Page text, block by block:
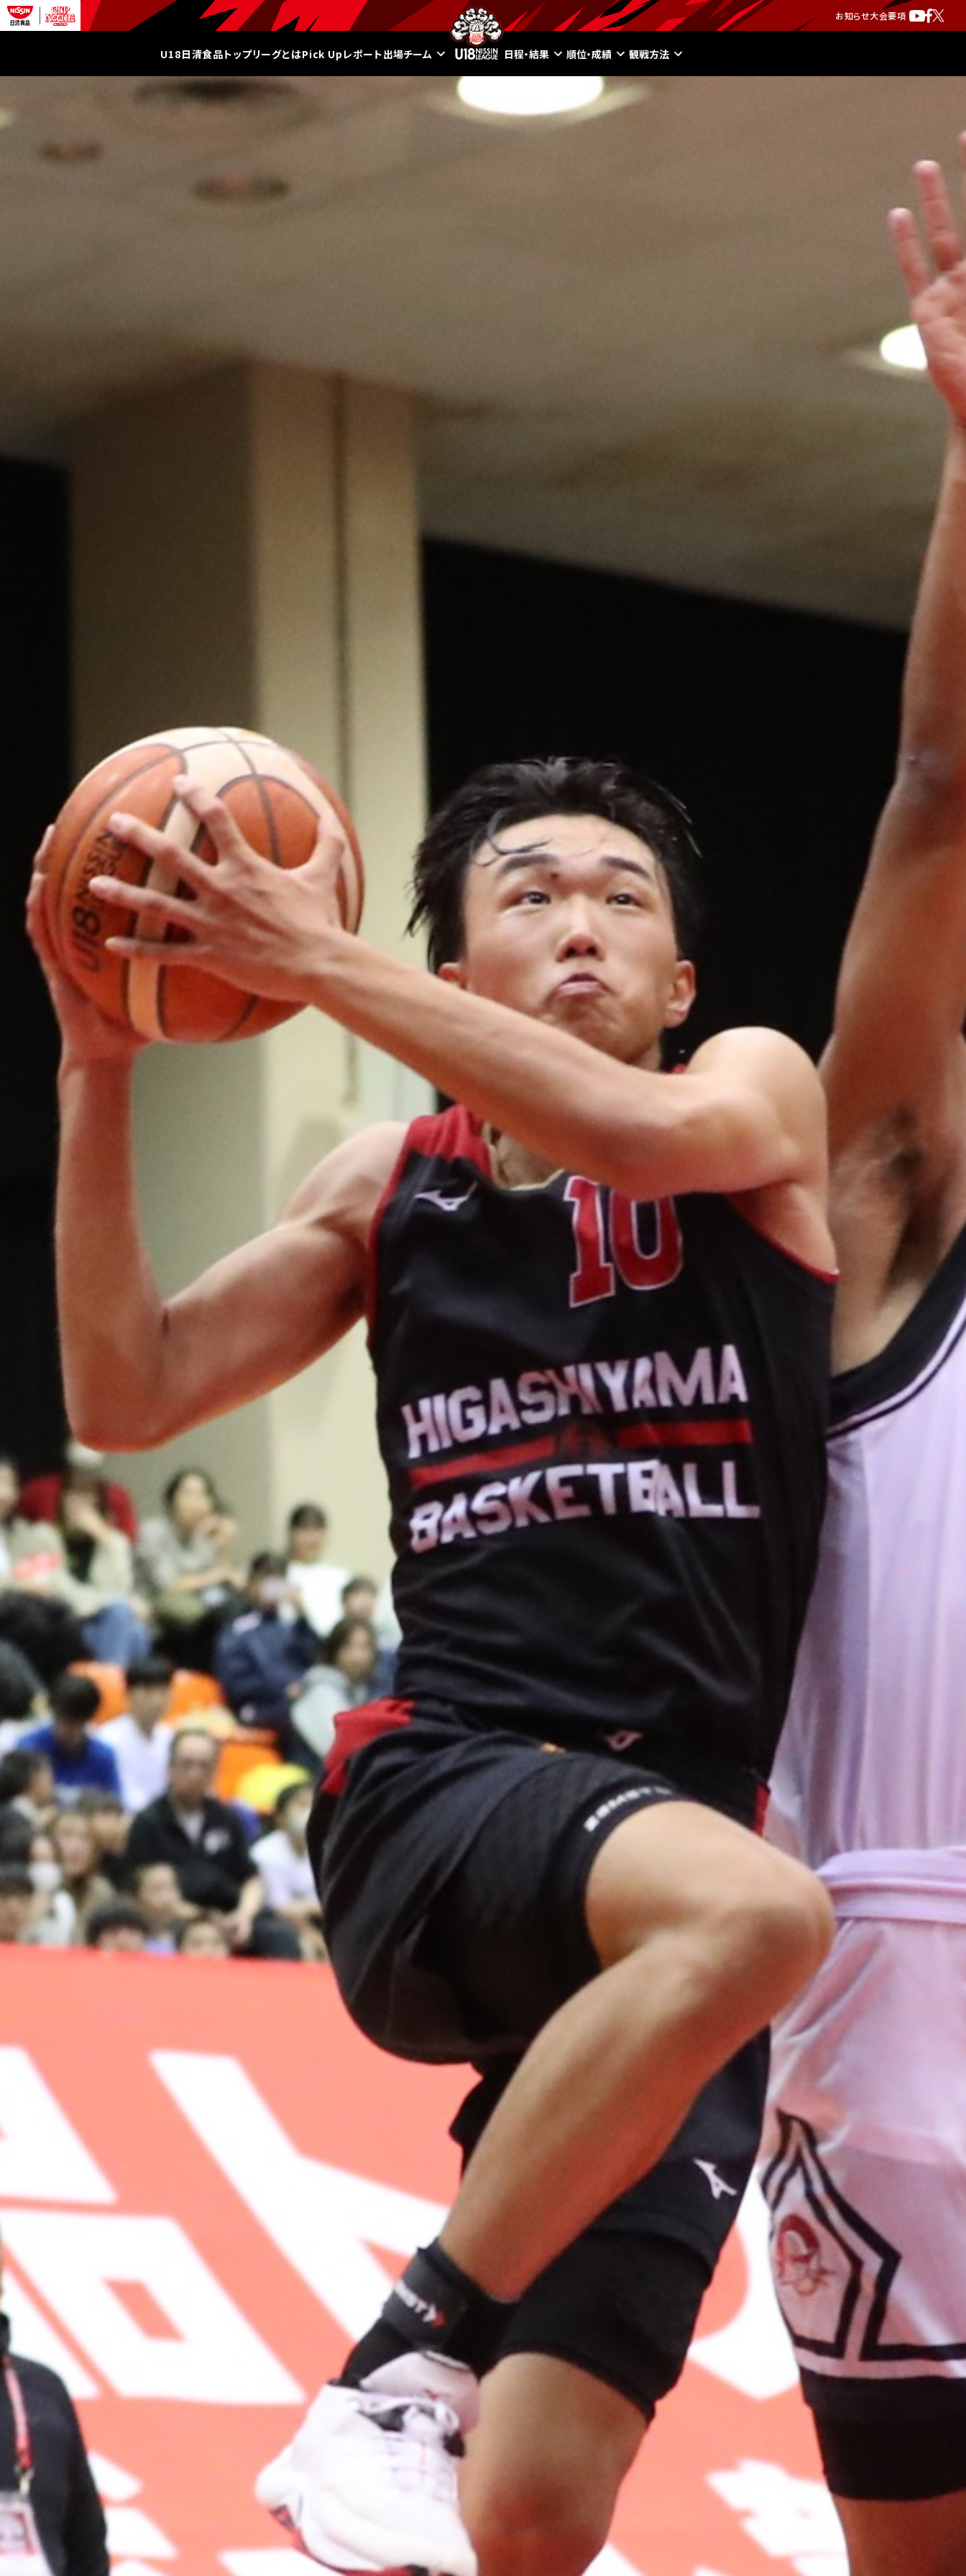
お知らせ大会要項
U18日清食品トップリーグとはPick Upレポート出場チーム 日程・結果 順位・成績 観戦方法